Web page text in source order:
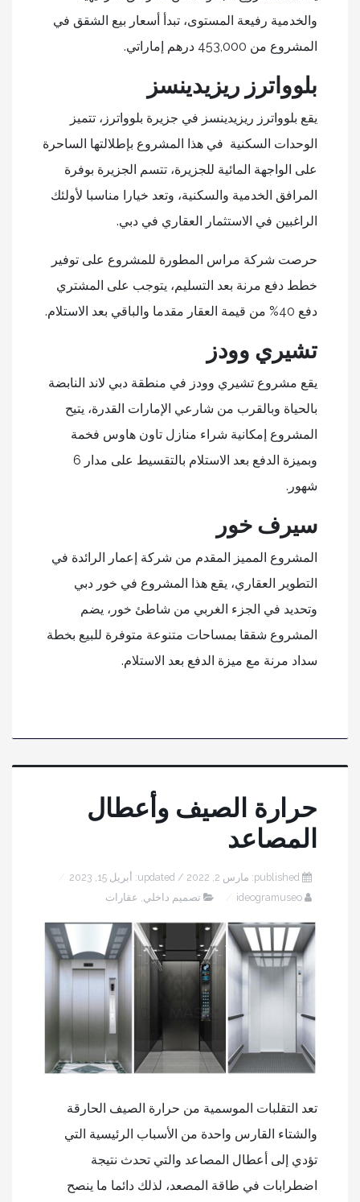
والخدمية رفيعة المستوى، تبدأ أسعار بيع الشقق في
المشروع من 453,000 درهم إماراتي.
بلوواترز ريزيدينسز
يقع بلوواترز ريزيدينسز في جزيرة بلوواترز، تتميز
الوحدات السكنية في هذا المشروع بإطلالتها الساحرة
على الواجهة المائية للجزيرة، تتسم الجزيرة بوفرة
المرافق الخدمية والسكنية، وتعد خيارا مناسبا لأولئك
الراغبين في الاستثمار العقاري في دبي.
حرصت شركة مراس المطورة للمشروع على توفير
خطط دفع مرنة بعد التسليم، يتوجب على المشتري
دفع 40% من قيمة العقار مقدما والباقي بعد الاستلام.
تشيري وودز
يقع مشروع تشيري وودز في منطقة دبي لاند النابضة
بالحياة وبالقرب من شارعي الإمارات القدرة، يتيح
المشروع إمكانية شراء منازل تاون هاوس فخمة
وبميزة الدفع بعد الاستلام بالتقسيط على مدار 6
شهور.
سيرف خور
المشروع المميز المقدم من شركة إعمار الرائدة في
التطوير العقاري، يقع هذا المشروع في خور دبي
وتحديد في الجزء الغربي من شاطئ خور، يضم
المشروع شققا بمساحات متنوعة متوفرة للبيع بخطة
سداد مرنة مع ميزة الدفع بعد الاستلام.
حرارة الصيف وأعطال
المصاعد
published: مارس 2, 2022 / updated: أبريل 15, 2023
ideogramuseo
تصميم داخلي, عقارات
تعد التقلبات الموسمية من حرارة الصيف الحارقة
والشتاء القارس واحدة من الأسباب الرئيسية التي
تؤدي إلى أعطال المصاعد والتي تحدث نتيجة
اضطرابات في طاقة المصعد، لذلك دائما ما ينصح